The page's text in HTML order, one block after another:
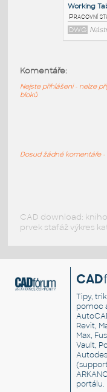
DWG
DWG
DWG
Komentáře:
Nejste přihlášeni - nelze
bloků
Dosud žádné komentáře
CAD download:
prvek stafáž výkres
CAD
Tipy,
pomoc
Revit,
Max,
Vault,
portálu.